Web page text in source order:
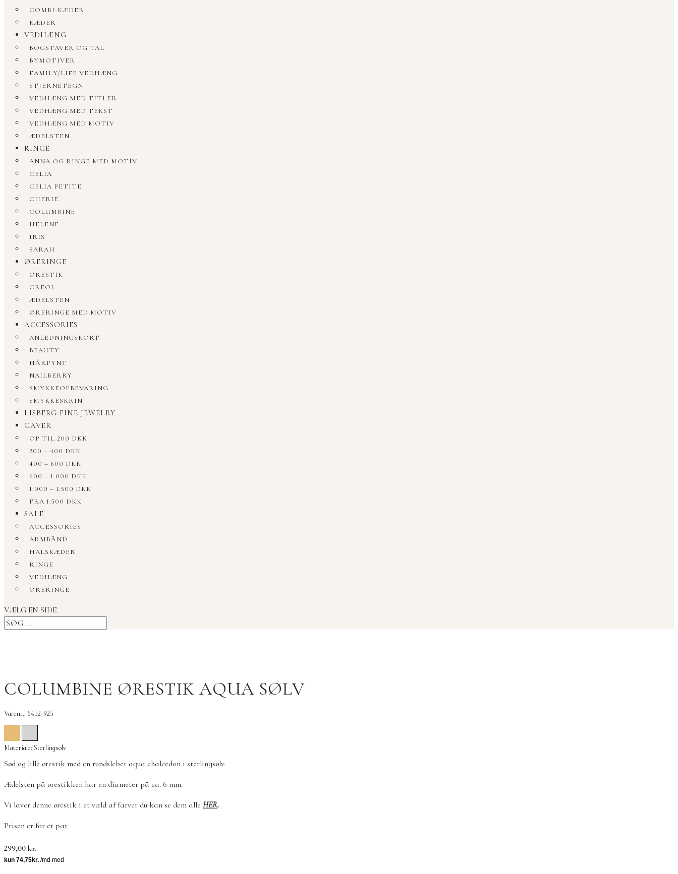
COMBI-KÆDER
KÆDER
VEDHÆNG
BOGSTAVER OG TAL
BYMOTIVER
FAMILY/LIFE VEDHÆNG
STJERNETEGN
VEDHÆNG MED TITLER
VEDHÆNG MED TEKST
VEDHÆNG MED MOTIV
ÆDELSTEN
RINGE
ANNA OG RINGE MED MOTIV
CELIA
CELIA PETITE
CHERIE
COLUMBINE
HELENE
IRIS
SARAH
ØRERINGE
ØRESTIK
CREOL
ÆDELSTEN
ØRERINGE MED MOTIV
ACCESSORIES
ANLEDNINGSKORT
BEAUTY
HÅRPYNT
NAILBERRY
SMYKKEOPBEVARING
SMYKKESKRIN
LISBERG FINE JEWELRY
GAVER
OP TIL 200 DKK
200 – 400 DKK
400 – 600 DKK
600 – 1.000 DKK
1.000 – 1.500 DKK
FRA 1.500 DKK
SALE
ACCESSORIES
ARMBÅND
HALSKÆDER
RINGE
VEDHÆNG
ØRERINGE
VÆLG EN SIDE
COLUMBINE ØRESTIK AQUA SØLV
Varenr.: 6452-925
Materiale: Sterlingsølv
Sød og lille ørestik med en rundslebet aqua chalcedon i sterlingsølv.
Ædelsten på ørestikken har en diameter på ca. 6 mm.
Vi laver denne ørestik i et væld af farver du kan se dem alle HER.
Prisen er for et par.
299,00 kr.